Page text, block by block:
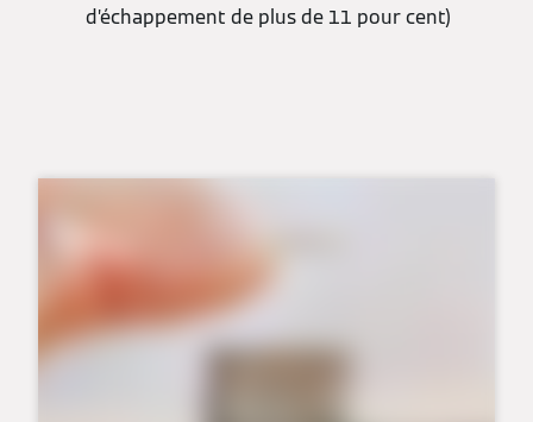
d’échappement de plus de 11 pour cent)